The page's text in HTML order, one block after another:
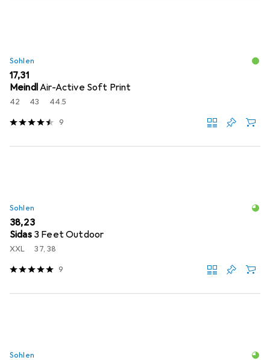
Sohlen
EUR
17,31
MeindlAir-Active Soft Print
42 43 44.5
9
Sohlen
EUR
38,23
Sidas 3 Feet Outdoor
XXL 37, 38
9
Sohlen